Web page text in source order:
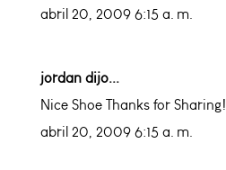
abril 20, 2009 6:15 a. m.
jordan dijo...
Nice Shoe Thanks for Sharing!
abril 20, 2009 6:15 a. m.